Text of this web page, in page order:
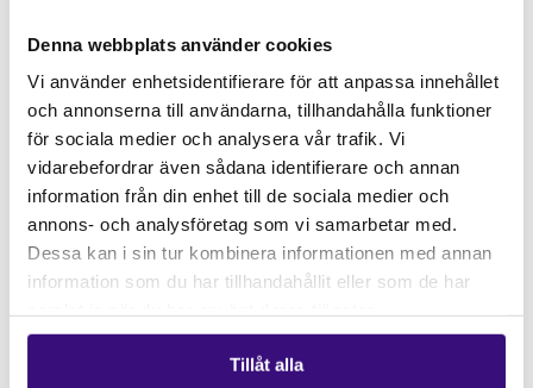
Denna webbplats använder cookies
Vi använder enhetsidentifierare för att anpassa innehållet
och annonserna till användarna, tillhandahålla funktioner
för sociala medier och analysera vår trafik. Vi
vidarebefordrar även sådana identifierare och annan
information från din enhet till de sociala medier och
annons- och analysföretag som vi samarbetar med.
Dessa kan i sin tur kombinera informationen med annan
information som du har tillhandahållit eller som de har
Tillåt alla
Vårt arbete
Gåvoshop
Kontakta oss
Hitta kontaktperson
Pressrum
Följ oss
Facebook
Instagram